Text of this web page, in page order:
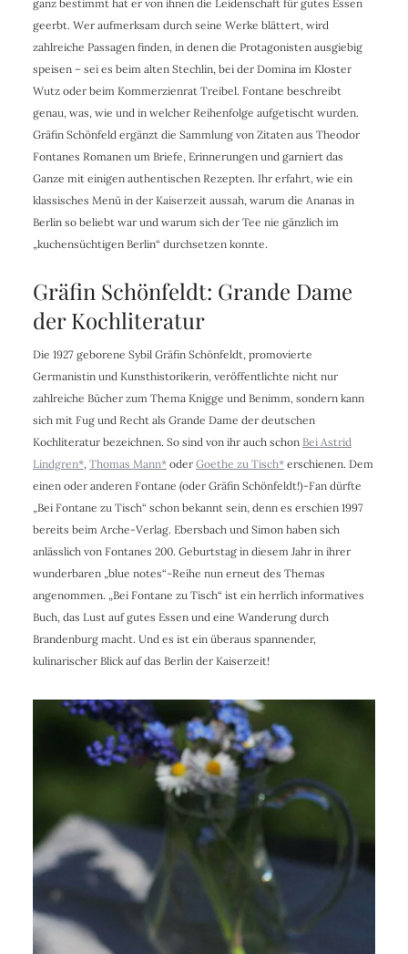
ganz bestimmt hat er von ihnen die Leidenschaft für gutes Essen
geerbt. Wer aufmerksam durch seine Werke blättert, wird
zahlreiche Passagen finden, in denen die Protagonisten ausgiebig
speisen – sei es beim alten Stechlin, bei der Domina im Kloster
Wutz oder beim Kommerzienrat Treibel. Fontane beschreibt
genau, was, wie und in welcher Reihenfolge aufgetischt wurden.
Gräfin Schönfeld ergänzt die Sammlung von Zitaten aus Theodor
Fontanes Romanen um Briefe, Erinnerungen und garniert das
Ganze mit einigen authentischen Rezepten. Ihr erfahrt, wie ein
klassisches Menü in der Kaiserzeit aussah, warum die Ananas in
Berlin so beliebt war und warum sich der Tee nie gänzlich im
„kuchensüchtigen Berlin“ durchsetzen konnte.
Gräfin Schönfeldt: Grande Dame
der Kochliteratur
Die 1927 geborene Sybil Gräfin Schönfeldt, promovierte
Germanistin und Kunsthistorikerin, veröffentlichte nicht nur
zahlreiche Bücher zum Thema Knigge und Benimm, sondern kann
sich mit Fug und Recht als Grande Dame der deutschen
Kochliteratur bezeichnen. So sind von ihr auch schon Bei Astrid
Lindgren*, Thomas Mann*oder Goethe zu Tisch*erschienen. Dem
einen oder anderen Fontane (oder Gräfin Schönfeldt!)-Fan dürfte
„Bei Fontane zu Tisch“ schon bekannt sein, denn es erschien 1997
bereits beim Arche-Verlag. Ebersbach und Simon haben sich
anlässlich von Fontanes 200. Geburtstag in diesem Jahr in ihrer
wunderbaren „blue notes“-Reihe nun erneut des Themas
angenommen. „Bei Fontane zu Tisch“ ist ein herrlich informatives
Buch, das Lust auf gutes Essen und eine Wanderung durch
Brandenburg macht. Und es ist ein überaus spannender,
kulinarischer Blick auf das Berlin der Kaiserzeit!